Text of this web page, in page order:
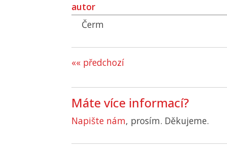
autor
Čerm
«« předchozí
Máte více informací?
Napište nám, prosím. Děkujeme.